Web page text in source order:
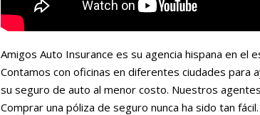
Amigos Auto Insurance es su agencia hispana en el
Contamos con oficinas en diferentes ciudades para
su seguro de auto al menor costo. Nuestros
Comprar una póliza de seguro nunca ha sido tan